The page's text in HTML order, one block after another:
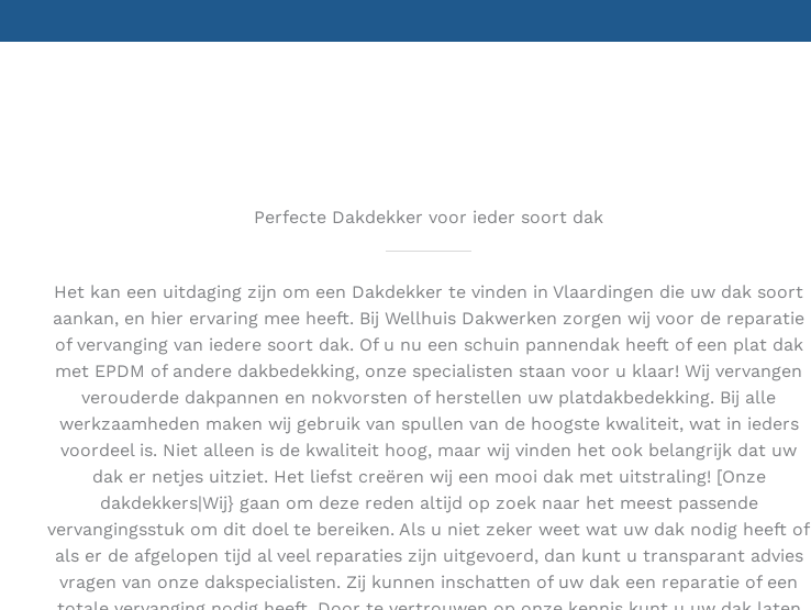
Perfecte Dakdekker voor ieder soort dak
Het kan een uitdaging zijn om een Dakdekker te vinden in Vlaardingen die uw dak soort
aankan, en hier ervaring mee heeft. Bij Wellhuis Dakwerken zorgen wij voor de reparatie
of vervanging van iedere soort dak. Of u nu een schuin pannendak heeft of een plat dak
met EPDM of andere dakbedekking, onze specialisten staan voor u klaar! Wij vervangen
verouderde dakpannen en nokvorsten of herstellen uw platdakbedekking. Bij alle
werkzaamheden maken wij gebruik van spullen van de hoogste kwaliteit, wat in ieders
voordeel is. Niet alleen is de kwaliteit hoog, maar wij vinden het ook belangrijk dat uw
dak er netjes uitziet. Het liefst creëren wij een mooi dak met uitstraling! [Onze
dakdekkers|Wij} gaan om deze reden altijd op zoek naar het meest passende
vervangingsstuk om dit doel te bereiken. Als u niet zeker weet wat uw dak nodig heeft of
als er de afgelopen tijd al veel reparaties zijn uitgevoerd, dan kunt u transparant advies
vragen van onze dakspecialisten. Zij kunnen inschatten of uw dak een reparatie of een